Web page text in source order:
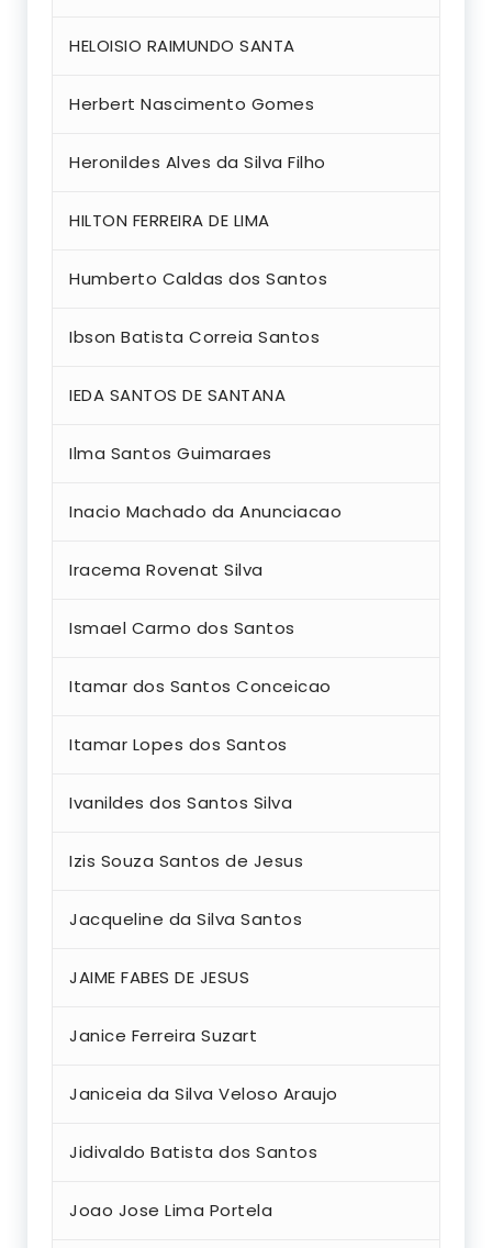
HELOISIO RAIMUNDO SANTA
Herbert Nascimento Gomes
Heronildes Alves da Silva Filho
HILTON FERREIRA DE LIMA
Humberto Caldas dos Santos
Ibson Batista Correia Santos
IEDA SANTOS DE SANTANA
Ilma Santos Guimaraes
Inacio Machado da Anunciacao
Iracema Rovenat Silva
Ismael Carmo dos Santos
Itamar dos Santos Conceicao
Itamar Lopes dos Santos
Ivanildes dos Santos Silva
Izis Souza Santos de Jesus
Jacqueline da Silva Santos
JAIME FABES DE JESUS
Janice Ferreira Suzart
Janiceia da Silva Veloso Araujo
Jidivaldo Batista dos Santos
Joao Jose Lima Portela